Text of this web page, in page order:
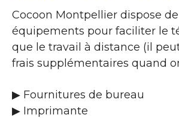
Cocoon Montpellier dispose
équipements pour faciliter le
que le travail à distance (il
frais supplémentaires quand
▶ Fournitures de bureau
▶ Imprimante